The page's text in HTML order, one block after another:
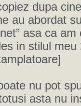
dupa
au abordat
asa ca am
in stilul meu
nu pot
asta nu